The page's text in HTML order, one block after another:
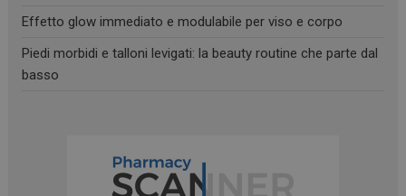
Effetto glow immediato e modulabile per viso e corpo
Piedi morbidi e talloni levigati: la beauty routine che parte dal
basso